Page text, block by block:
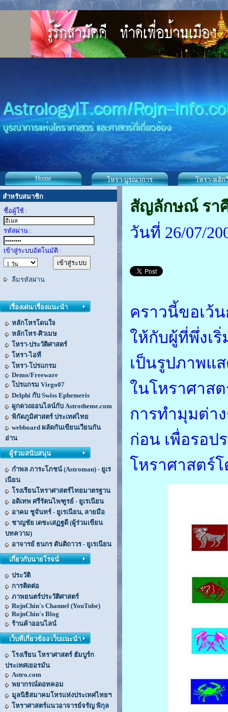
Home โหรา-บูรณาการ โหรา-หลัก
สำหรับสมาชิก
ชื่อผู้ใช้ :
รหัสผ่าน :
เข้าสู่ระบบอัตโนมัติ :
ลืมรหัสผ่าน
เรื่องเด่น/เรื่องแนะนำ
หลักโหรโดนใจ
หลักโหร-ศิวเมษ
โหรา-ประวัติศาสตร์
โหรา-ไอที
โหรา-โปรแกรม
Demo/Freeware
โปรแกรม Virgo07
Delphi กับ Swiss Ephemeris
ผูกดวงออนไลน์กับ Astrotheme.com
พิกัดภูมิศาสตร์ ประเทศไทย
webboard ผลัดกันเขียนเวียนกัน
อ่าน
ผู้ร่วมสนับสนุน
กำพล ภาระโภชน์ (Astroman) - ยูเร
เนียน
โรงเรียนโหราศาสตร์ไทยมาตรฐาน
อดิเทพ ศรีรัตนไพฑูรย์ - ยูเรเนียน
อาคม ชูจันทร์ - ยูเรเนียน, ลายมือ
ชาญชัย เดชะเสฏฐดี (ผู้ร่วมเขียน
บทความ)
อาจารย์ ธนกร ตันติถาวร - ยูเรเนียน
เกี่ยวกับนายโรจน์
ประวัติ
การติดต่อ
ภาพยนตร์ประวัติศาสตร์
RojnChin's Channel (YouTube)
RojnChin's Blog
ร้านค้าออนไลน์
เว็บที่เกี่ยวข้อง/เว็บแนะนำ
โรงเรียน โหราศาสตร์ ฮัมบูร์ก
ประเทศเยอรมัน
Astro.com
พยากรณ์ดอทคอม
มูลนิธิสมาคมโหรแห่งประเทศไทยฯ
โหราศาสตร์แนวอาจารย์จรัญ พิกุล
สัญลักษณ์ ราศี
วันที่ 26/07/
คราวนี้ขอเว้
ให้กับผู้ที่พึ่งเ
เป็นรูปภาพแ
ในโหราศาส
การทำมุมต่า
ก่อน เพื่อรอป
โหราศาสตร์